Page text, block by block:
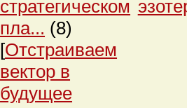
стратегическом
пла... (8)
[Отстраиваем
вектор в
будущее